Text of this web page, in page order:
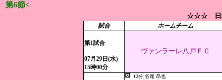
第6節<
☆☆☆ 日
試合 ホームチーム
第1試合
07月29日(水)
15時00分
ヴァンラーレ八戸ＦＣ
12分 谷尾 昂也